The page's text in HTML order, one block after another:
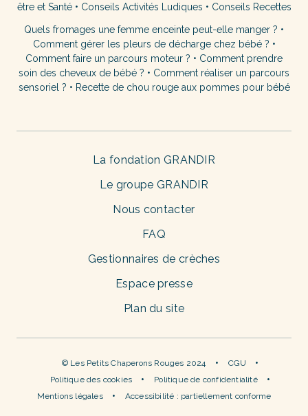
être et Santé• Conseils Activités Ludiques • Conseils Recettes
Quels fromages une femme enceinte peut-elle manger ? •
Comment gérer les pleurs de décharge chez bébé ? •
Comment faire un parcours moteur ? • Comment prendre
soin des cheveux de bébé ? • Comment réaliser un parcours
sensoriel ? • Recette de chou rouge aux pommes pour bébé
La fondation GRANDIR
Le groupe GRANDIR
Nous contacter
FAQ
Gestionnaires de crèches
Espace presse
Plan du site
© Les Petits Chaperons Rouges 2024
CGU
Politique des cookies
Politique de confidentialité
Mentions légales
Accessibilité : partiellement conforme